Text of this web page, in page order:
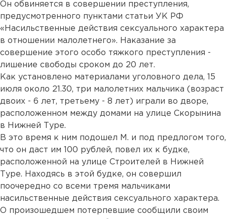
Он обвиняется в совершении преступления,
предусмотренного пунктами статьи УК РФ
«Насильственные действия сексуального характера
в отношении малолетнего». Наказание за
совершение этого особо тяжкого преступления -
лишение свободы сроком до 20 лет.
Как установлено материалами уголовного дела, 15
июля около 21.30, три малолетних мальчика (возраст
двоих - 6 лет, третьему - 8 лет) играли во дворе,
расположенном между домами на улице Скорынина
в Нижней Туре.
В это время к ним подошел М. и под предлогом того,
что он даст им 100 рублей, повел их к будке,
расположенной на улице Строителей в Нижней
Туре. Находясь в этой будке, он совершил
поочередно со всеми тремя мальчиками
насильственные действия сексуального характера.
О произошедшем потерпевшие сообщили своим